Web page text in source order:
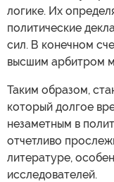
логике. Их
политические
сил. В конечном
высшим арбитром
Таким образом,
который долгое
незаметным в
отчетливо
литературе,
исследователей.